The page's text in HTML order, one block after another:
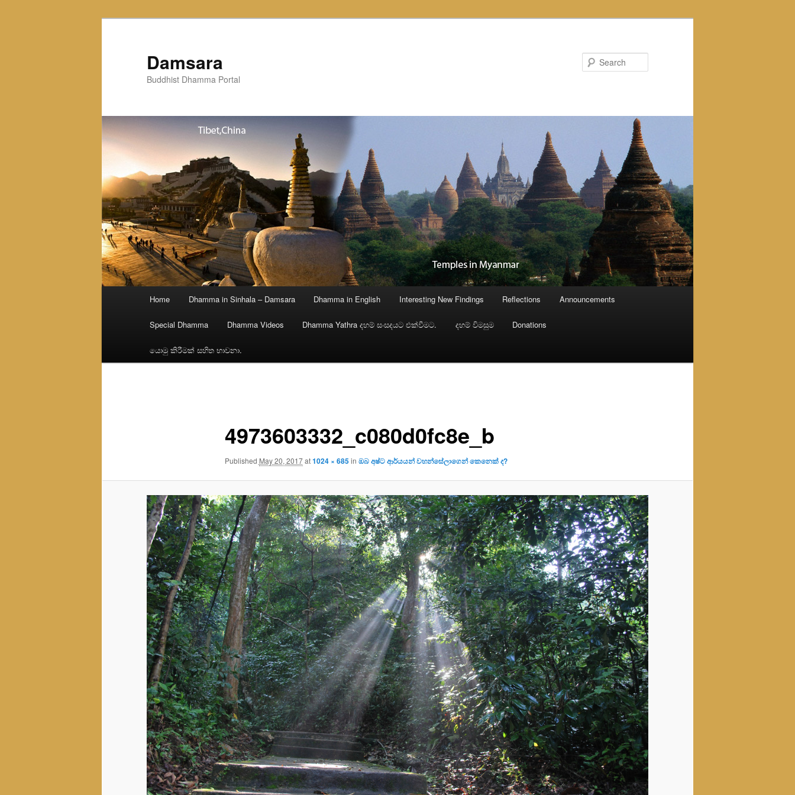
Damsara
Buddhist Dhamma Portal
Home Dhamma in Sinhala – Damsara Dhamma in English Interesting New Findings Reflections Announcements
Special Dhamma Dhamma Videos Dhamma Yathra දහම් සංසදයට එක්වීමට. දහම් විමසුම Donations
යොමු කිරීමක් සහිත භාවනා.
4973603332_c080d0fc8e_b
Published May 20, 2017at1024 × 685in ඔබ අෂ්ට ආර්යයන් වහන්සේලාගෙන් කෙනෙක් ද?